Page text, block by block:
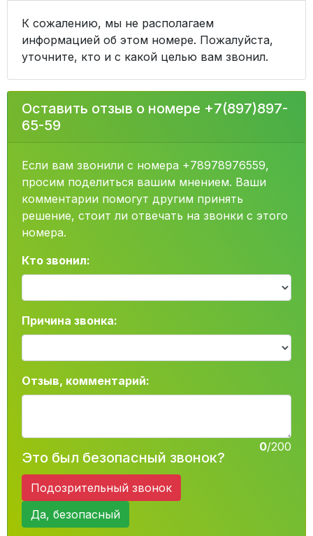
К сожалению, мы не располагаем
информацией об этом номере. Пожалуйста,
уточните, кто и с какой целью вам звонил.
Оставить отзыв о номере +7(897)897-
65-59
Если вам звонили с номера +78978976559,
просим поделиться вашим мнением. Ваши
комментарии помогут другим принять
решение, стоит ли отвечать на звонки с этого
номера.
Кто звонил:
Причина звонка:
Отзыв, комментарий:
0/200
Это был безопасный звонок?
Подозрительный звонок
Да, безопасный